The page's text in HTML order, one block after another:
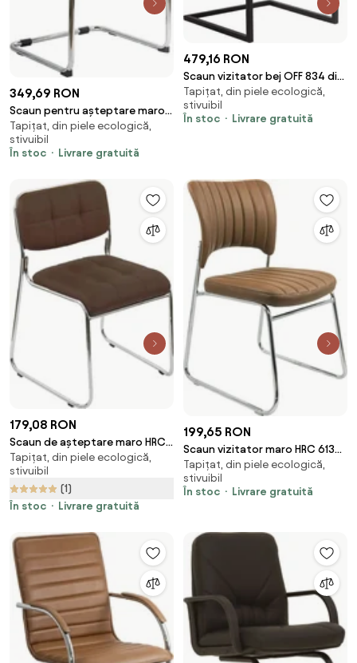
349,69 RON
Scaun pentru așteptare maro
OFF 835 din piele ecologică și
cadru metalic cromat cu brațe
Tapițat, din piele ecologică,
stivuibil
În stoc
Livrare gratuită
479,16 RON
Scaun vizitator bej OFF 834 din
piele ecologică cu cadru
metalic și mânere tapițate
Tapițat, din piele ecologică,
stivuibil
În stoc
Livrare gratuită
179,08 RON
Scaun de așteptare maro HRC
608 din piele ecologică și
aspect modern
Tapițat, din piele ecologică,
stivuibil
(1)
În stoc
Livrare gratuită
199,65 RON
Scaun vizitator maro HRC 613
din piele ecologică și cadru
cromat
Tapițat, din piele ecologică,
stivuibil
În stoc
Livrare gratuită